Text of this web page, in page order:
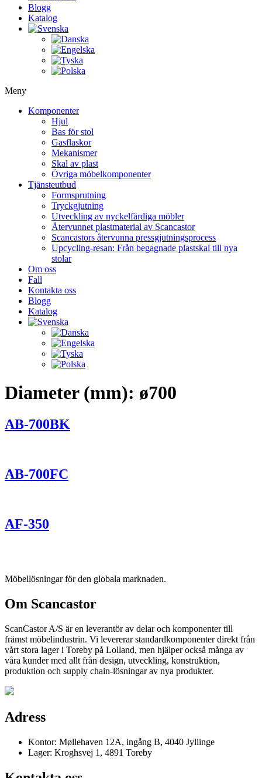
Blogg
Katalog
Meny
Komponenter
Hjul
Bas för stol
Gasflaskor
Mekanismer
Skal av plast
Övriga möbelkomponenter
Tjänsteutbud
Formsprutning
Tryckgjutning
Utveckling av nyckelfärdiga möbler
Återvunnet plastmaterial av Scancastor
Scancastors återvunna pressgjutningsprocess
Upcycling-resan: Från begagnade plastskal till nya
stolar
Om oss
Fall
Kontakta oss
Blogg
Katalog
Diameter (mm): ø700
AB-700BK
AB-700FC
AF-350
Möbellösningar för den globala marknaden.
Om Scancastor
ScanCastor A/S är en leverantör av delar och komponenter till
främst möbelindustrin. Vi levererar standardkomponenter direkt från
vårt stora lager i Toreby på Lolland, men hjälper också många av
våra kunder med allt från design, utveckling, konstruktion,
produktion och supply chain-lösningar av nya produkter.
Adress
Kontor: Møllehaven 12A, ingång B, 4040 Jyllinge
Lager: Kroghsvej 1, 4891 Toreby